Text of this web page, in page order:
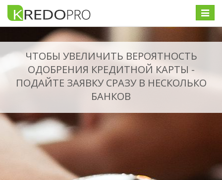
Меню
ЧТОБЫ УВЕЛИЧИТЬ ВЕРОЯТНОСТЬ
ОДОБРЕНИЯ КРЕДИТНОЙ КАРТЫ -
ПОДАЙТЕ ЗАЯВКУ СРАЗУ В НЕСКОЛЬКО
БАНКОВ